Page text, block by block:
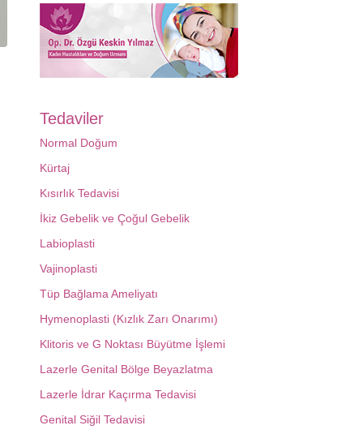
Tedaviler
Normal Doğum
Kürtaj
Kısırlık Tedavisi
İkiz Gebelik ve Çoğul Gebelik
Labioplasti
Vajinoplasti
Tüp Bağlama Ameliyatı
Hymenoplasti (Kızlık Zarı Onarımı)
Klitoris ve G Noktası Büyütme İşlemi
Lazerle Genital Bölge Beyazlatma
Lazerle İdrar Kaçırma Tedavisi
Genital Siğil Tedavisi